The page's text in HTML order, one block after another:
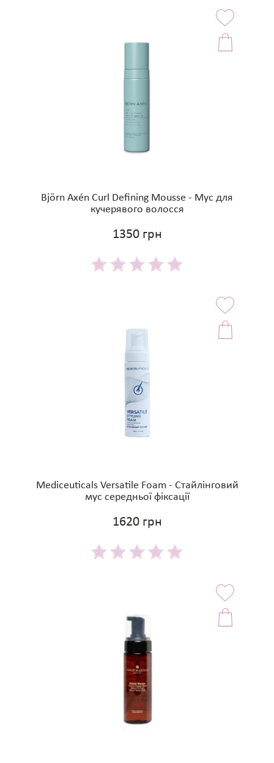
Björn Axén Curl Defining Mousse - Мус для
кучерявого волосся
1350 грн
Mediceuticals Versatile Foam - Стайлінговий
мус середньої фіксації
1620 грн